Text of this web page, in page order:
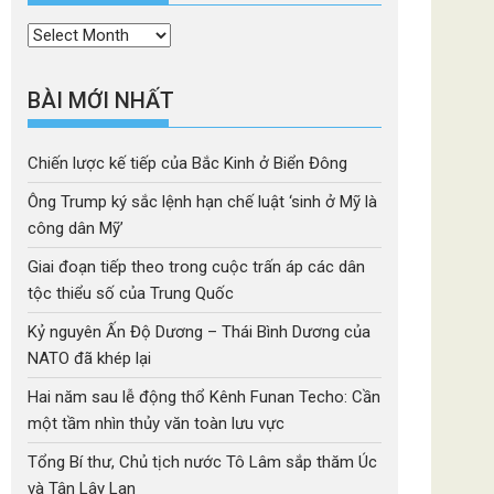
Thời
BÀI MỚI NHẤT
Chiến lược kế tiếp của Bắc Kinh ở Biển Đông
Ông Trump ký sắc lệnh hạn chế luật ‘sinh ở Mỹ là
công dân Mỹ’
Giai đoạn tiếp theo trong cuộc trấn áp các dân
tộc thiểu số của Trung Quốc
Kỷ nguyên Ấn Độ Dương – Thái Bình Dương của
NATO đã khép lại
Hai năm sau lễ động thổ Kênh Funan Techo: Cần
một tầm nhìn thủy văn toàn lưu vực
Tổng Bí thư, Chủ tịch nước Tô Lâm sắp thăm Úc
và Tân Lây Lan